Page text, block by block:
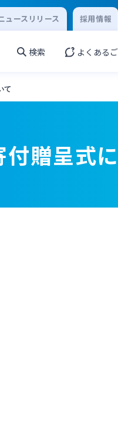
ュースリリース 採用情報
検索 よくある
て
贈呈式